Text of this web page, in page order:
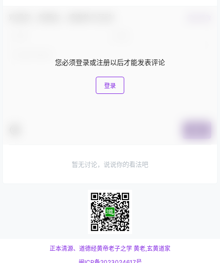
您必须登录或注册以后才能发表评论
登录
暂无讨论，说说你的看法吧
正本清源、道德经黄帝老子之学 黄老,玄黄道家